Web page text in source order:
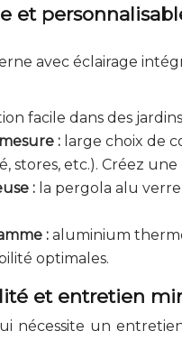
et
facile dans des
: large choix de
stores, etc.). Créez
: la pergola alu
: aluminium
optimales.
et entretien
nécessite un